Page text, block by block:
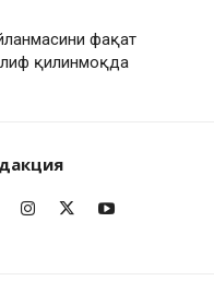
фақат
қилинмоқда